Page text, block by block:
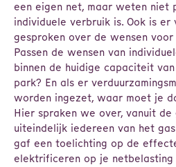
een eigen net, maar weten niet
individuele verbruik is. Ook is er
gesproken over de wensen
Passen de wensen van
binnen de huidige capaciteit
park? En als er
worden ingezet, waar moet je
Hier spraken we over, vanuit
uiteindelijk iedereen van het
gaf een toelichting op de
elektrificeren op je netbelasting